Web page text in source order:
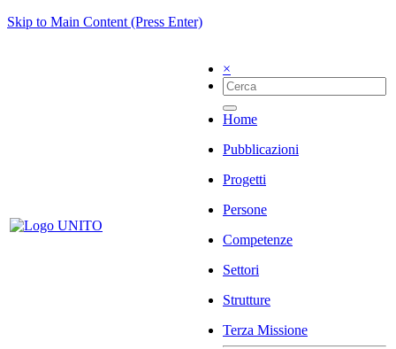
Skip to Main Content (Press Enter)
×
Home
Pubblicazioni
Progetti
Persone
Competenze
Settori
Strutture
Terza Missione